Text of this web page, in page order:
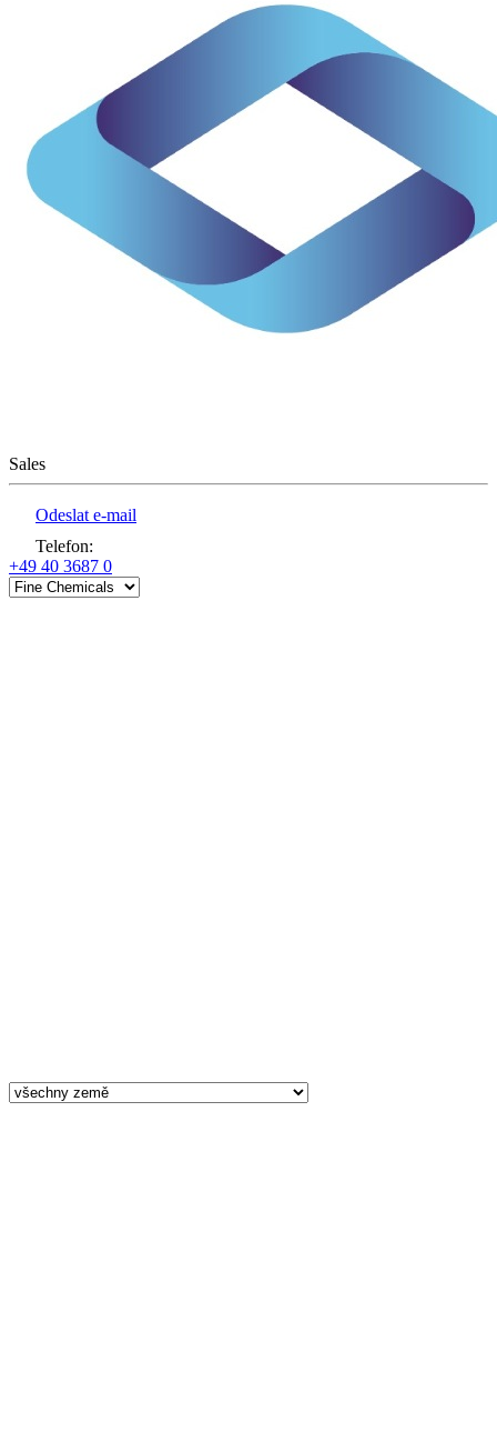
Sales
Odeslat e-mail
Telefon:
+49 40 3687 0